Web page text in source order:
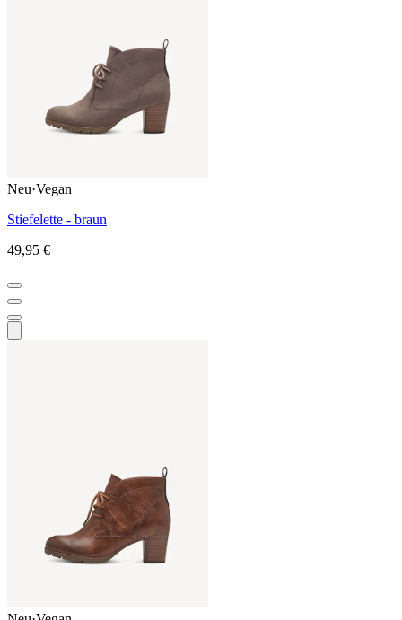
Neu·Vegan
Stiefelette - braun
49,95 €